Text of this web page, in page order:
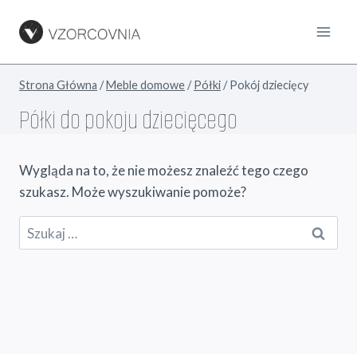
Strona Główna /Meble domowe/ Półki/ Pokój dziecięcy
Półki do pokoju dziecięcego
Wygląda na to, że nie możesz znaleźć tego czego
szukasz. Może wyszukiwanie pomoże?
Szukaj: